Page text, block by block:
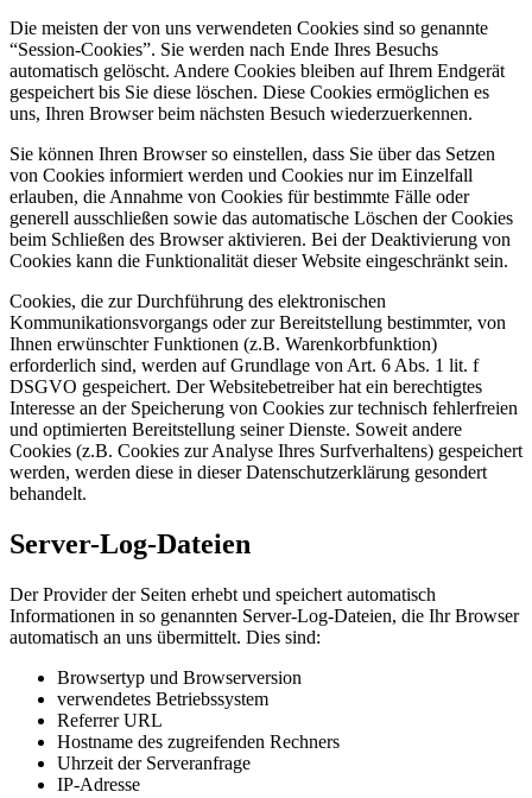
Die meisten der von uns verwendeten Cookies sind so genannte
“Session-Cookies”. Sie werden nach Ende Ihres Besuchs
automatisch gelöscht. Andere Cookies bleiben auf Ihrem Endgerät
gespeichert bis Sie diese löschen. Diese Cookies ermöglichen es
uns, Ihren Browser beim nächsten Besuch wiederzuerkennen.
Sie können Ihren Browser so einstellen, dass Sie über das Setzen
von Cookies informiert werden und Cookies nur im Einzelfall
erlauben, die Annahme von Cookies für bestimmte Fälle oder
generell ausschließen sowie das automatische Löschen der Cookies
beim Schließen des Browser aktivieren. Bei der Deaktivierung von
Cookies kann die Funktionalität dieser Website eingeschränkt sein.
Cookies, die zur Durchführung des elektronischen
Kommunikationsvorgangs oder zur Bereitstellung bestimmter, von
Ihnen erwünschter Funktionen (z.B. Warenkorbfunktion)
erforderlich sind, werden auf Grundlage von Art. 6 Abs. 1 lit. f
DSGVO gespeichert. Der Websitebetreiber hat ein berechtigtes
Interesse an der Speicherung von Cookies zur technisch fehlerfreien
und optimierten Bereitstellung seiner Dienste. Soweit andere
Cookies (z.B. Cookies zur Analyse Ihres Surfverhaltens) gespeichert
werden, werden diese in dieser Datenschutzerklärung gesondert
behandelt.
Server-Log-Dateien
Der Provider der Seiten erhebt und speichert automatisch
Informationen in so genannten Server-Log-Dateien, die Ihr Browser
automatisch an uns übermittelt. Dies sind:
Browsertyp und Browserversion
verwendetes Betriebssystem
Referrer URL
Hostname des zugreifenden Rechners
Uhrzeit der Serveranfrage
IP-Adresse